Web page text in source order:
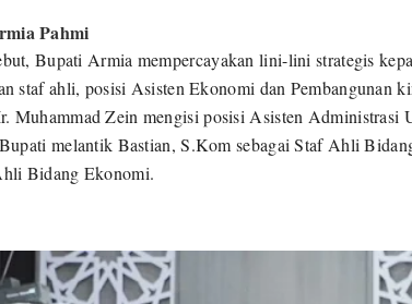
Pahmi
Bupati Armia mempercayakan lini-lini strategis
staf ahli, posisi Asisten Ekonomi dan Pembangunan
Muhammad Zein mengisi posisi Asisten Administrasi
melantik Bastian, S.Kom sebagai Staf Ahli
Bidang Ekonomi.